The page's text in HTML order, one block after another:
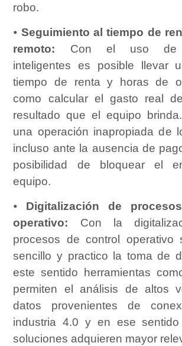
robo.
⦁ Seguimiento al tiempo de
remoto: Con el uso de
inteligentes es posible llevar
tiempo de renta y horas de
como calcular el gasto real
resultado que el equipo
una operación inapropiada de
incluso ante la ausencia de
posibilidad de bloquear el
equipo.
⦁ Digitalización de
operativo: Con la
procesos de control operativo
sencillo y practico la toma de
este sentido herramientas
permiten el análisis de altos
datos provenientes de
industria 4.0 y en ese
soluciones adquieren mayor